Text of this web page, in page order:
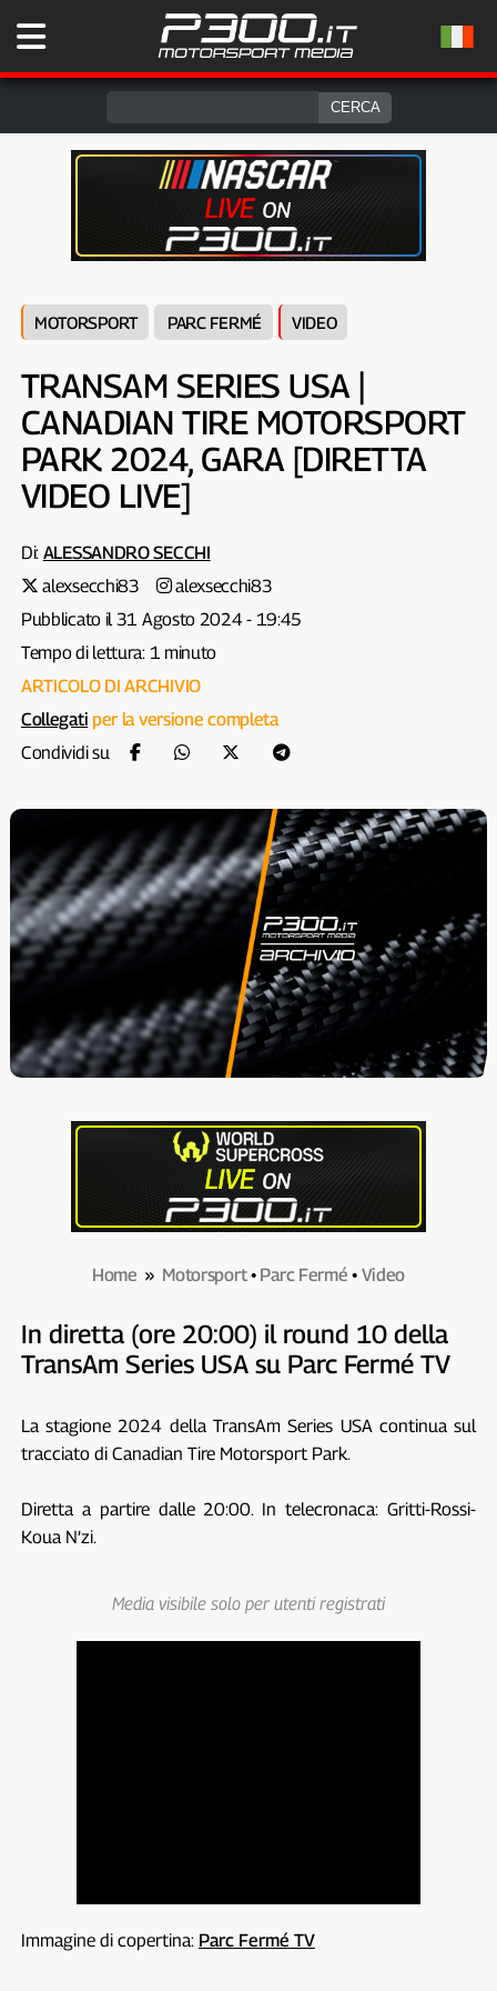
MOTORSPORT PARC FERMÉ VIDEO
TRANSAM SERIES USA |
CANADIAN TIRE MOTORSPORT
PARK 2024, GARA [DIRETTA
VIDEO LIVE]
Di: ALESSANDRO SECCHI
alexsecchi83
alexsecchi83
Pubblicato il 31 Agosto 2024 - 19:45
Tempo di lettura: 1 minuto
ARTICOLO DI ARCHIVIO
Collegati per la versione completa
Condividi su
Home » Motorsport• Parc Fermé • Video
In diretta (ore 20:00) il round 10 della
TransAm Series USA su Parc Fermé TV
La stagione 2024 della TransAm Series USA continua sul
tracciato di Canadian Tire Motorsport Park.
Diretta a partire dalle 20:00. In telecronaca: Gritti-Rossi-
Koua N’zi.
Media visibile solo per utenti registrati
Immagine di copertina: Parc Fermé TV